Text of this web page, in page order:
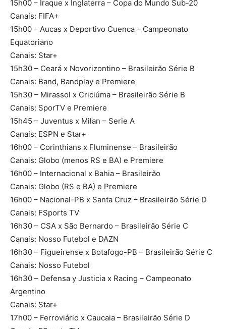
15h00 – Iraque x Inglaterra – Copa do Mundo Sub-20
Canais: FIFA+
15h00 – Aucas x Deportivo Cuenca – Campeonato
Equatoriano
Canais: Star+
15h30 – Ceará x Novorizontino – Brasileirão Série B
Canais: Band, Bandplay e Premiere
15h30 – Mirassol x Criciúma – Brasileirão Série B
Canais: SporTV e Premiere
15h45 – Juventus x Milan – Serie A
Canais: ESPN e Star+
16h00 – Corinthians x Fluminense – Brasileirão
Canais: Globo (menos RS e BA) e Premiere
16h00 – Internacional x Bahia – Brasileirão
Canais: Globo (RS e BA) e Premiere
16h00 – Nacional-PB x Santa Cruz – Brasileirão Série D
Canais: FSports TV
16h30 – CSA x São Bernardo – Brasileirão Série C
Canais: Nosso Futebol e DAZN
16h30 – Figueirense x Botafogo-PB – Brasileirão Série C
Canais: Nosso Futebol
16h30 – Defensa y Justicia x Racing – Campeonato
Argentino
Canais: Star+
17h00 – Ferroviário x Caucaia – Brasileirão Série D